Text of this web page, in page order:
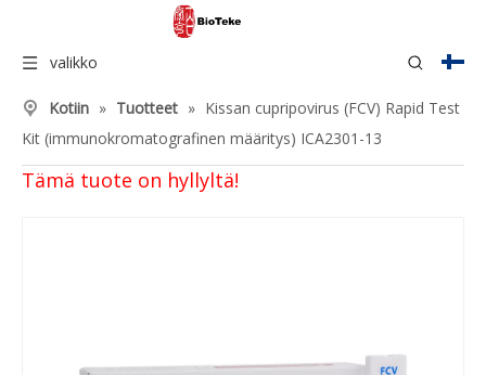
valikko
Kotiin » Tuotteet » Kissan cupripovirus (FCV) Rapid Test
Kit (immunokromatografinen määritys) ICA2301-13
Tämä tuote on hyllyltä!